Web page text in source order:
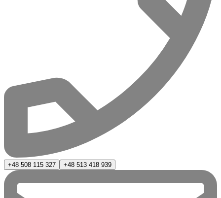
+48 508 115 327 +48 513 418 939